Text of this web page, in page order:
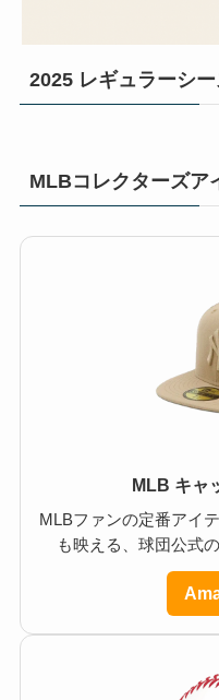
2025 レギュラーシ
MLBコレクターズア
MLB キャ
MLBファンの定番アイ
も映える、球団公式